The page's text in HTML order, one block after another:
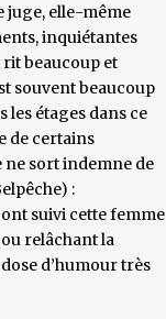
juge, elle-même
inquiétantes
beaucoup et
souvent beaucoup
les étages dans ce
de certains
ne sort indemne de
:
ont suivi cette femme
relâchant la
d’humour très